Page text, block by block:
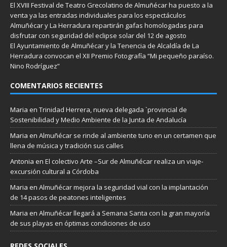
El XVIII Festival de Teatro Grecolatino de Almuñécar ha puesto a la
venta ya las entradas individuales para los espectáculos
Almuñécar y La Herradura repartirán gafas homologadas para
disfrutar con seguridad del eclipse solar del 12 de agosto
El Ayuntamiento de Almuñécar y la Tenencia de Alcaldía de La
Herradura convocan el XII Premio Fotografía “Mi pequeño paraíso.
Nino Rodríguez”
COMENTARIOS RECIENTES
Maria en Trinidad Herrera, nueva delegada `provincial de
Sostenibilidad y Medio Ambiente de la Junta de Andalucía
Maria en Almuñécar se rinde al ambiente tuno en un certamen que
llena de música y tradición sus calles
Antonia en El colectivo Arte –Sur de Almuñécar realiza un viaje-
excursión cultural a Córdoba
Maria en Almuñécar mejora la seguridad vial con la implantación
de 14 pasos de peatones inteligentes
Maria en Almuñécar llegará a Semana Santa con la gran mayoría
de sus playas en óptimas condiciones de uso